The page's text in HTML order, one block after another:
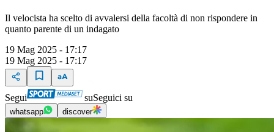
Il velocista ha scelto di avvalersi della facoltà di non rispondere in
quanto parente di un indagato
19 Mag 2025 - 17:17
19 Mag 2025 - 17:17
Segui suSeguici su
whatsapp discover